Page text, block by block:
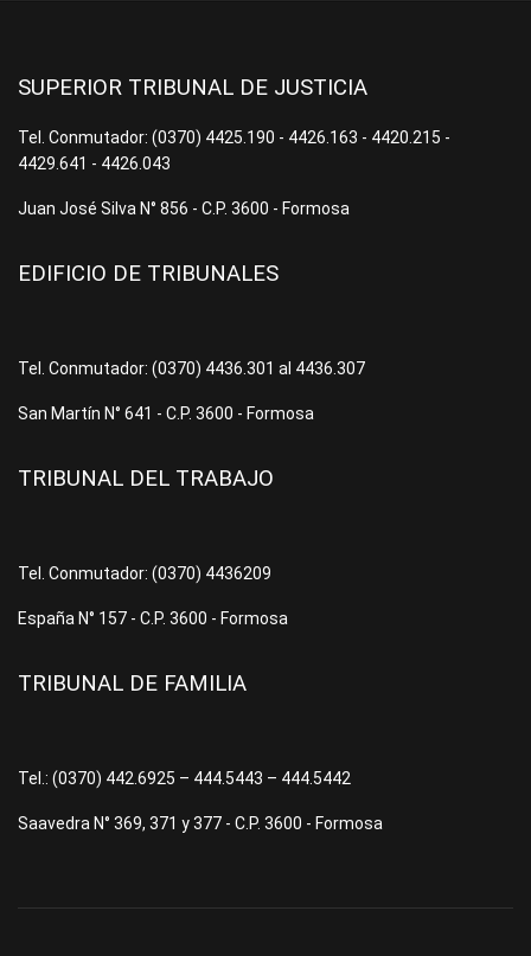
SUPERIOR TRIBUNAL DE JUSTICIA
Tel. Conmutador: (0370) 4425.190 - 4426.163 - 4420.215 -
4429.641 - 4426.043
Juan José Silva N° 856 - C.P. 3600 - Formosa
EDIFICIO DE TRIBUNALES
Tel. Conmutador: (0370) 4436.301 al 4436.307
San Martín N° 641 - C.P. 3600 - Formosa
TRIBUNAL DEL TRABAJO
Tel. Conmutador: (0370) 4436209
España N° 157 - C.P. 3600 - Formosa
TRIBUNAL DE FAMILIA
Tel.: (0370) 442.6925 – 444.5443 – 444.5442
Saavedra N° 369, 371 y 377 - C.P. 3600 - Formosa